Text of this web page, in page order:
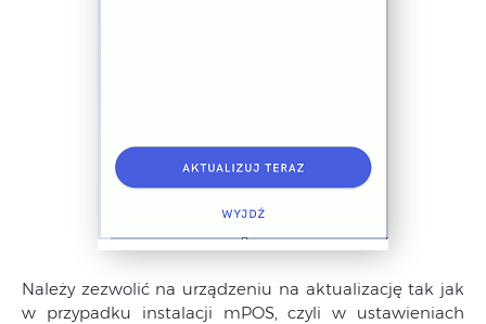
Należy zezwolić na urządzeniu na aktualizację tak jak
w przypadku instalacji mPOS, czyli w ustawieniach